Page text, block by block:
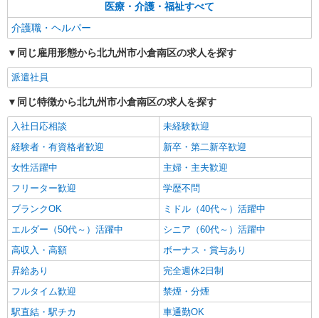
医療・介護・福祉すべて
介護職・ヘルパー
同じ雇用形態から北九州市小倉南区の求人を探す
派遣社員
同じ特徴から北九州市小倉南区の求人を探す
入社日応相談
未経験歓迎
経験者・有資格者歓迎
新卒・第二新卒歓迎
女性活躍中
主婦・主夫歓迎
フリーター歓迎
学歴不問
ブランクOK
ミドル（40代～）活躍中
エルダー（50代～）活躍中
シニア（60代～）活躍中
高収入・高額
ボーナス・賞与あり
昇給あり
完全週休2日制
フルタイム歓迎
禁煙・分煙
駅直結・駅チカ
車通勤OK